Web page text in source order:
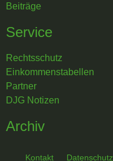
Beiträge
Service
Rechtsschutz
Einkommenstabellen
Partner
DJG Notizen
Archiv
Kontakt Datenschutz